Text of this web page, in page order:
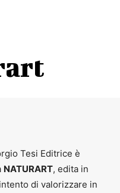
Tesi Editrice è
NATURART, edita in
di valorizzare in